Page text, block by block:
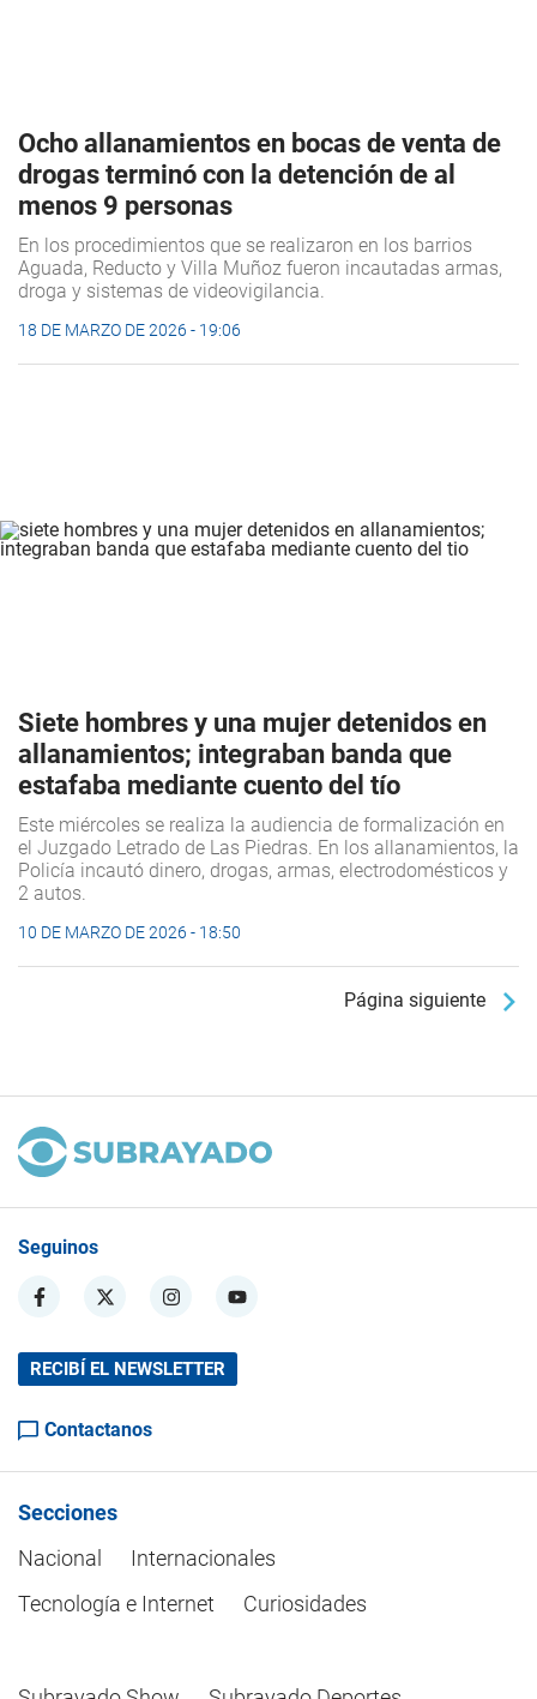
Ocho allanamientos en bocas de venta de
drogas terminó con la detención de al
menos 9 personas
En los procedimientos que se realizaron en los barrios
Aguada, Reducto y Villa Muñoz fueron incautadas armas,
droga y sistemas de videovigilancia.
18 DE MARZO DE 2026 - 19:06
Siete hombres y una mujer detenidos en
allanamientos; integraban banda que
estafaba mediante cuento del tío
Este miércoles se realiza la audiencia de formalización en
el Juzgado Letrado de Las Piedras. En los allanamientos, la
Policía incautó dinero, drogas, armas, electrodomésticos y
2 autos.
10 DE MARZO DE 2026 - 18:50
Página siguiente
Seguinos
RECIBÍ EL NEWSLETTER
Contactanos
Secciones
Nacional
Internacionales
Tecnología e Internet
Curiosidades